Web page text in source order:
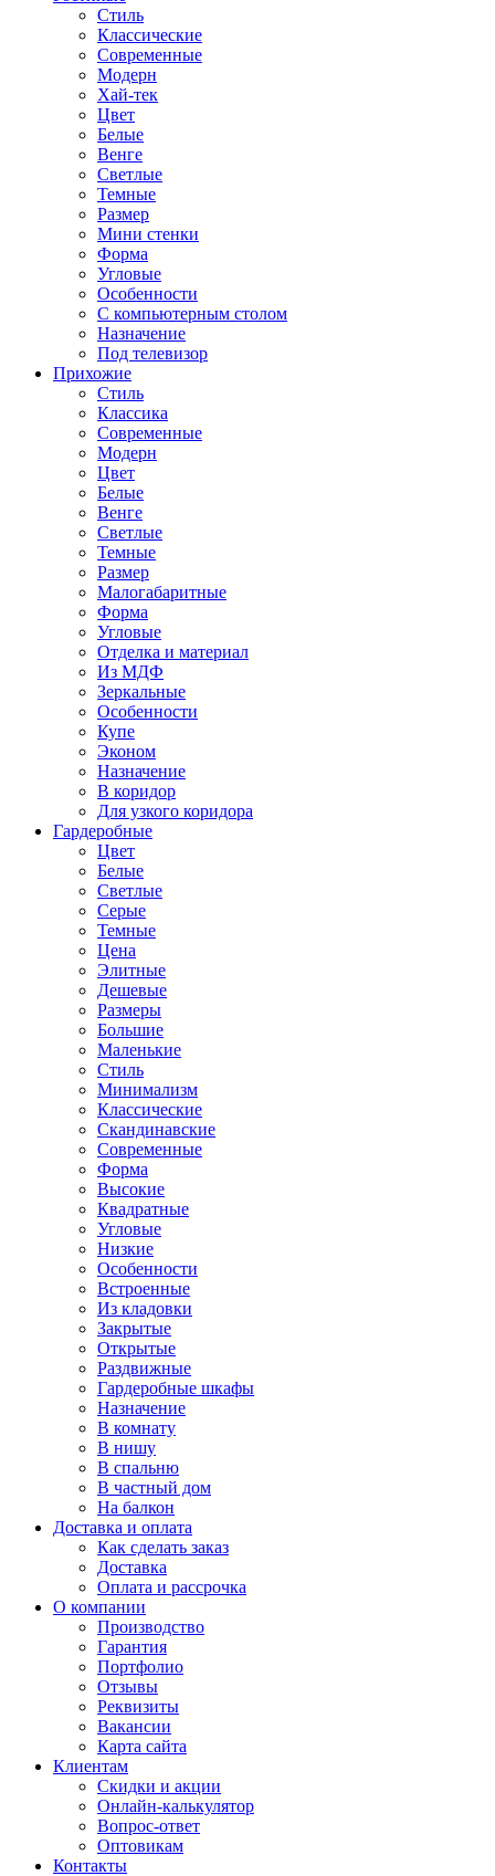
Стиль
Классические
Современные
Модерн
Хай-тек
Цвет
Белые
Венге
Светлые
Темные
Размер
Мини стенки
Форма
Угловые
Особенности
С компьютерным столом
Назначение
Под телевизор
Прихожие
Стиль
Классика
Современные
Модерн
Цвет
Белые
Венге
Светлые
Темные
Размер
Малогабаритные
Форма
Угловые
Отделка и материал
Из МДФ
Зеркальные
Особенности
Купе
Эконом
Назначение
В коридор
Для узкого коридора
Гардеробные
Цвет
Белые
Светлые
Серые
Темные
Цена
Элитные
Дешевые
Размеры
Большие
Маленькие
Стиль
Минимализм
Классические
Скандинавские
Современные
Форма
Высокие
Квадратные
Угловые
Низкие
Особенности
Встроенные
Из кладовки
Закрытые
Открытые
Раздвижные
Гардеробные шкафы
Назначение
В комнату
В нишу
В спальню
В частный дом
На балкон
Доставка и оплата
Как сделать заказ
Доставка
Оплата и рассрочка
О компании
Производство
Гарантия
Портфолио
Отзывы
Реквизиты
Вакансии
Карта сайта
Клиентам
Скидки и акции
Онлайн-калькулятор
Вопрос-ответ
Оптовикам
Контакты